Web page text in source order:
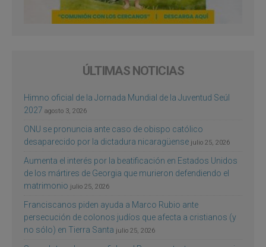
ÚLTIMAS NOTICIAS
Himno oficial de la Jornada Mundial de la Juventud Seúl
2027 agosto 3, 2026
ONU se pronuncia ante caso de obispo católico
desaparecido por la dictadura nicaragüense julio 25, 2026
Aumenta el interés por la beatificación en Estados Unidos
de los mártires de Georgia que murieron defendiendo el
matrimonio julio 25, 2026
Franciscanos piden ayuda a Marco Rubio ante
persecución de colonos judíos que afecta a cristianos (y
no sólo) en Tierra Santa julio 25, 2026